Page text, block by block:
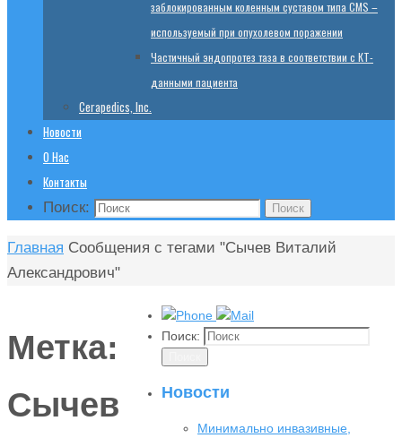
заблокированным коленным суставом типа CMS –
используемый при опухолевом поражении
Частичный эндопротез таза в соответствии с КТ-
данными пациента
Cerapedics, Inc.
Новости
О Нас
Контакты
Поиск: Поиск
Главная Сообщения с тегами "Сычев Виталий
Александрович"
Метка:
Сычев
Поиск:
Новости
Минимально инвазивные,